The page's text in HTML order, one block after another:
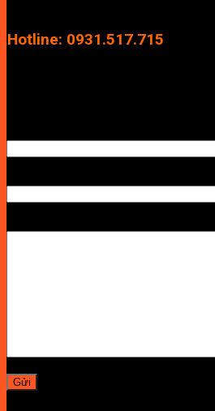
Hotline: 0931.517.715